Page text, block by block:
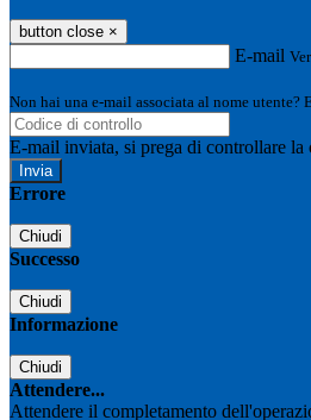
button close ×
E-mail
Non hai una e-mail associata al nome utente?
E-mail inviata, si prega di controllare la
Errore
Chiudi
Successo
Chiudi
Informazione
Chiudi
Attendere...
Attendere il completamento